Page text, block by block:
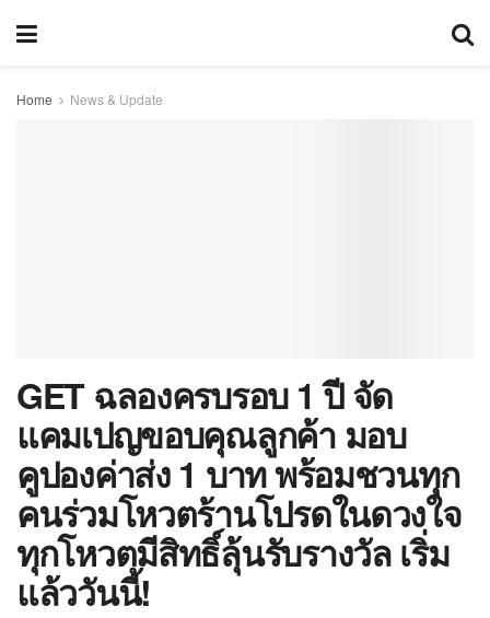
Home News & Update
GET ฉลองครบรอบ 1 ปี จัด
แคมเปญขอบคุณลูกค้า มอบ
คูปองค่าส่ง 1 บาท พร้อมชวนทุก
คนร่วมโหวตร้านโปรดในดวงใจ
ทุกโหวตมีสิทธิ์ลุ้นรับรางวัล เริ่ม
แล้ววันนี้!